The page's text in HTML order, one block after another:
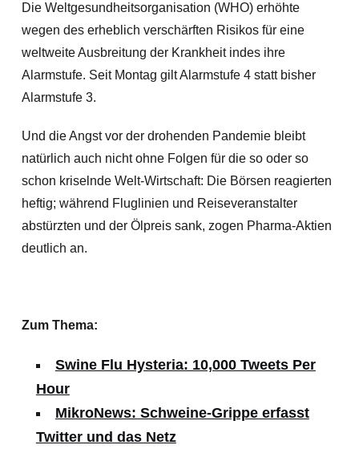
Die Weltgesundheitsorganisation (WHO) erhöhte
wegen des erheblich verschärften Risikos für eine
weltweite Ausbreitung der Krankheit indes ihre
Alarmstufe. Seit Montag gilt Alarmstufe 4 statt bisher
Alarmstufe 3.
Und die Angst vor der drohenden Pandemie bleibt
natürlich auch nicht ohne Folgen für die so oder so
schon kriselnde Welt-Wirtschaft: Die Börsen reagierten
heftig; während Fluglinien und Reiseveranstalter
abstürzten und der Ölpreis sank, zogen Pharma-Aktien
deutlich an.
Zum Thema:
Swine Flu Hysteria: 10,000 Tweets Per
Hour
MikroNews: Schweine-Grippe erfasst
Twitter und das Netz